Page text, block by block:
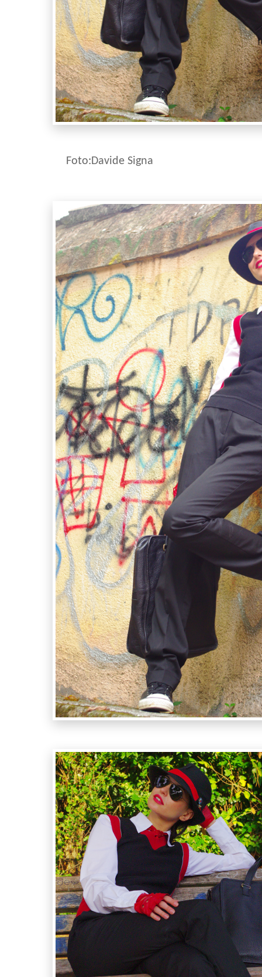
Foto:Davide Signa